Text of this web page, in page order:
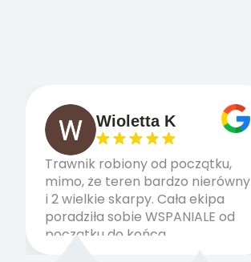
Wioletta K
Trawnik robiony od początku,
mimo, że teren bardzo nierówny
i 2 wielkie skarpy. Cała ekipa
poradziła sobie WSPANIALE od
początku do końca,
profesionalny sprzęt, panowie